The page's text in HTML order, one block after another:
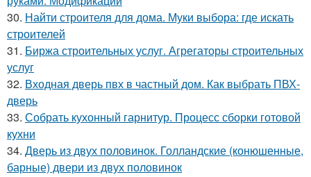
30. Найти строителя для дома. Муки выбора: где искать
строителей
31. Биржа строительных услуг. Агрегаторы строительных
услуг
32. Входная дверь пвх в частный дом. Как выбрать ПВХ-
дверь
33. Собрать кухонный гарнитур. Процесс сборки готовой
кухни
34. Дверь из двух половинок. Голландские (конюшенные,
барные) двери из двух половинок